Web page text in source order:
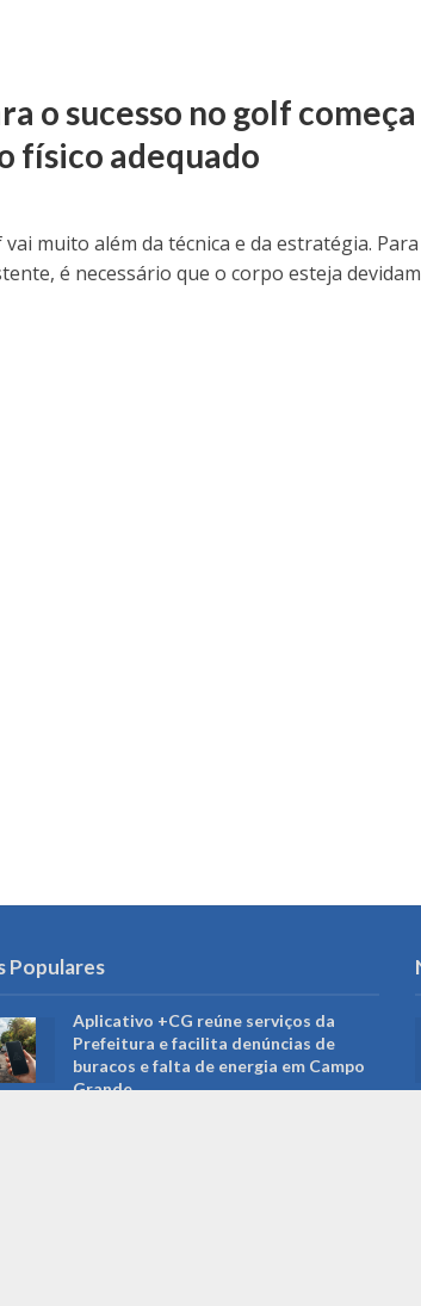
o sucesso no golf começa
físico adequado
muito além da técnica e da estratégia.
é necessário que o corpo esteja
Populares
Aplicativo +CG reúne serviços da
Prefeitura e facilita denúncias de
buracos e falta de energia em Campo
Grande